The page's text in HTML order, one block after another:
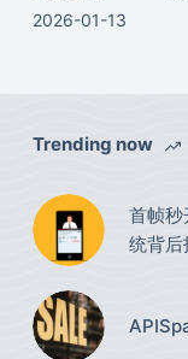
2026-01-13
Trending now
首帧
统背后